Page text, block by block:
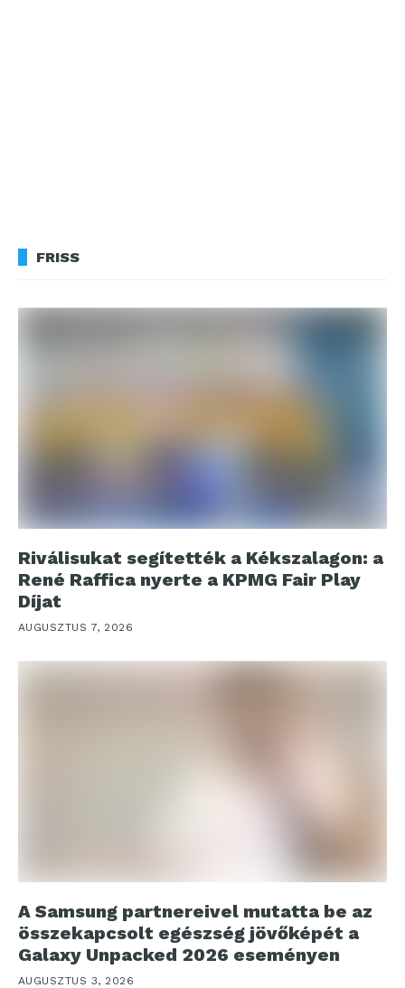
FRISS
Riválisukat segítették a Kékszalagon: a
René Raffica nyerte a KPMG Fair Play
Díjat
AUGUSZTUS 7, 2026
A Samsung partnereivel mutatta be az
összekapcsolt egészség jövőképét a
Galaxy Unpacked 2026 eseményen
AUGUSZTUS 3, 2026